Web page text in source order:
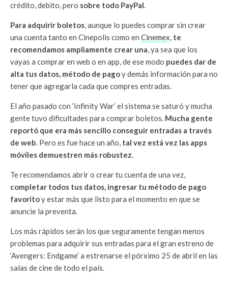
crédito, debito, pero sobre todo PayPal.
Para adquirir boletos, aunque lo puedes comprar sin crear
una cuenta tanto en Cinepolis como en Cinemex, te
recomendamos ampliamente crear una, ya sea que los
vayas a comprar en web o en app, de ese modo puedes dar de
alta tus datos, método de pagoy demás información para no
tener que agregarla cada que compres entradas.
El año pasado con ‘Infinity War’ el sistema se saturó y mucha
gente tuvo dificultades para comprar boletos. Mucha gente
reportó que era más sencillo conseguir entradas a través
de web. Pero es fue hace un año, tal vez está vez las apps
móviles demuestren más robustez.
Te recomendamos abrir o crear tu cuenta de una vez,
completar todos tus datos, ingresar tu método de pago
favoritoy estar más que listo para el momento en que se
anuncie la preventa.
Los más rápidos serán los que seguramente tengan menos
problemas para adquirir sus entradas para el gran estreno de
‘Avengers: Endgame’ a estrenarse el pórximo 25 de abril en las
salas de cine de todo el país.